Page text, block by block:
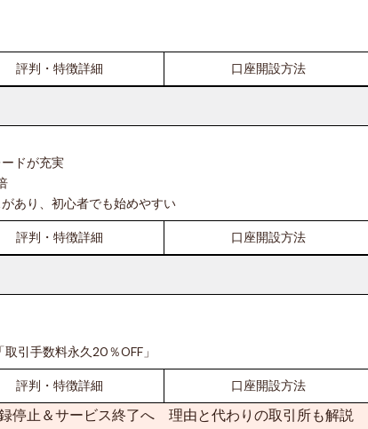
評判・特徴詳細 口座開設方法
ドが充実
あり、初心者でも始めやすい
評判・特徴詳細 口座開設方法
引手数料永久20％OFF」
評判・特徴詳細 口座開設方法
停止＆サービス終了へ 理由と代わりの取引所も解説